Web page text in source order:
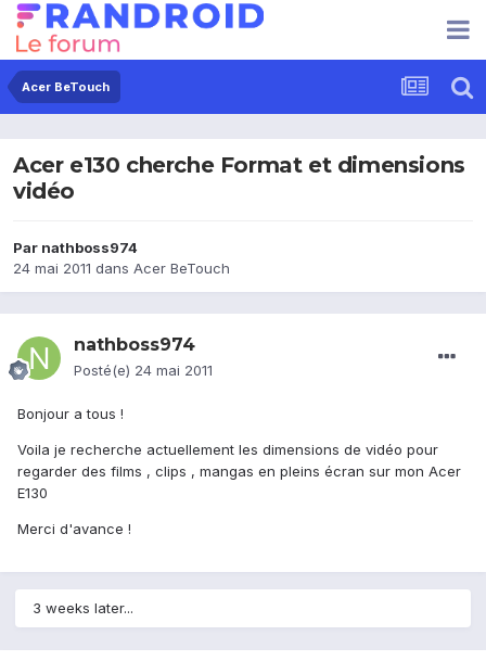
Acer BeTouch
Acer e130 cherche Format et dimensions
vidéo
Par nathboss974
24 mai 2011 dans Acer BeTouch
nathboss974
Posté(e) 24 mai 2011
Bonjour a tous !
Voila je recherche actuellement les dimensions de vidéo pour
regarder des films , clips , mangas en pleins écran sur mon Acer
E130
Merci d'avance !
3 weeks later...